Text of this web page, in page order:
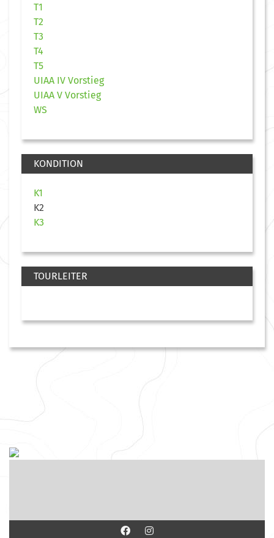
T1
T2
T3
T4
T5
UIAA IV Vorstieg
UIAA V Vorstieg
WS
KONDITION
K1
K2
K3
TOURLEITER